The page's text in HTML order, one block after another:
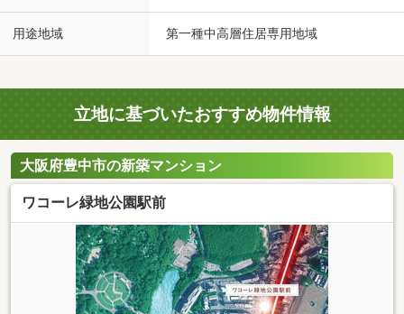
用途地域 第一種中高層住居専用地域
立地に基づいたおすすめ物件情報
大阪府豊中市の新築マンション
ワコーレ緑地公園駅前